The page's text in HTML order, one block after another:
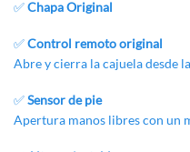
✅Chapa Original
✅Control remoto original
Abre y cierra la cajuela desde
✅Sensor de pie
Apertura manos libres con un